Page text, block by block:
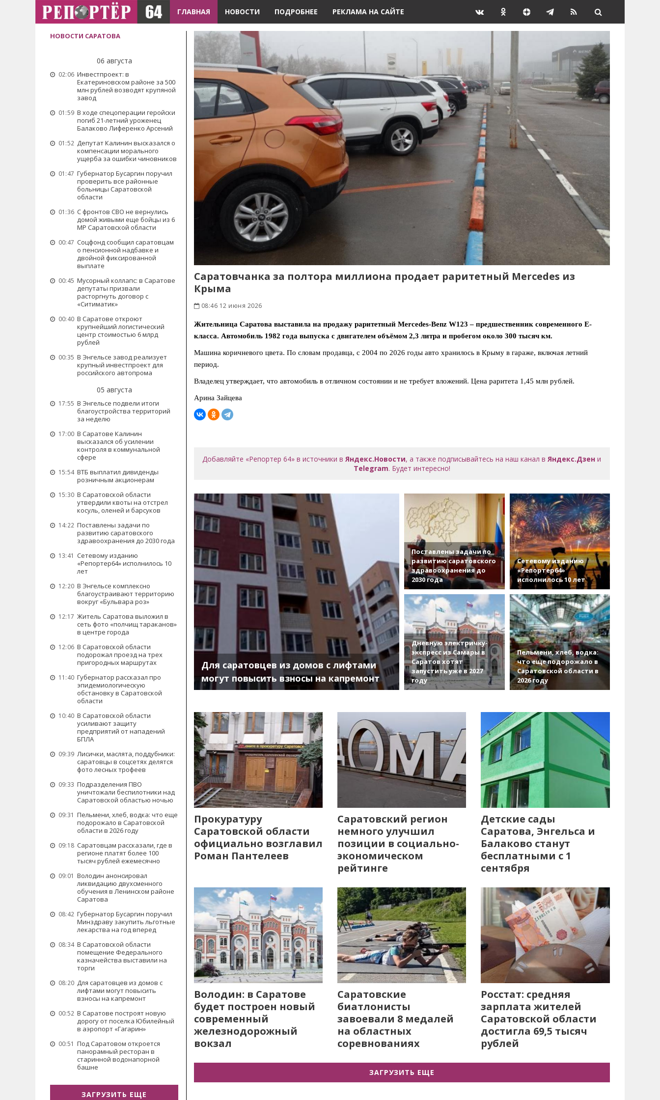
ГЛАВНАЯ НОВОСТИ ПОДРОБНЕЕ РЕКЛАМА НА САЙТЕ
НОВОСТИ САРАТОВА
06 августа
02:06 Инвестпроект: в
Екатериновском районе за 500
млн рублей возводят крупяной
завод
01:59 В ходе спецоперации геройски
погиб 21-летний уроженец
Балаково Лиференко Арсений
01:52 Депутат Калинин высказался о
компенсации морального
ущерба за ошибки чиновников
01:47 Губернатор Бусаргин поручил
проверить все районные
больницы Саратовской
области
01:36 С фронтов СВО не вернулись
домой живыми еще бойцы из 6
МР Саратовской области
00:47 Соцфонд сообщил саратовцам
о пенсионной надбавке и
двойной фиксированной
выплате
00:45 Мусорный коллапс: в Саратове
депутаты призвали
расторгнуть договор с
«Ситиматик»
00:40 В Саратове откроют
крупнейший логистический
центр стоимостью 6 млрд
рублей
00:35 В Энгельсе завод реализует
крупный инвестпроект для
российского автопрома
05 августа
17:55 В Энгельсе подвели итоги
благоустройства территорий
за неделю
17:00 В Саратове Калинин
высказался об усилении
контроля в коммунальной
сфере
15:54 ВТБ выплатил дивиденды
розничным акционерам
15:30 В Саратовской области
утвердили квоты на отстрел
косуль, оленей и барсуков
14:22 Поставлены задачи по
развитию саратовского
здравоохранения до 2030 года
13:41 Сетевому изданию
«Репортер64» исполнилось 10
лет
12:20 В Энгельсе комплексно
благоустраивают территорию
вокруг «Бульвара роз»
12:17 Житель Саратова выложил в
сеть фото «полчищ тараканов»
в центре города
12:06 В Саратовской области
подорожал проезд на трех
пригородных маршрутах
11:40 Губернатор рассказал про
эпидемиологическую
обстановку в Саратовской
области
10:40 В Саратовской области
усиливают защиту
предприятий от нападений
БПЛА
09:39 Лисички, маслята, поддубники:
саратовцы в соцсетях делятся
фото лесных трофеев
09:33 Подразделения ПВО
уничтожали беспилотники над
Саратовской областью ночью
09:31 Пельмени, хлеб, водка: что еще
подорожало в Саратовской
области в 2026 году
09:18 Саратовцам рассказали, где в
регионе платят более 100
тысяч рублей ежемесячно
09:01 Володин анонсировал
ликвидацию двухсменного
обучения в Ленинском районе
Саратова
08:42 Губернатор Бусаргин поручил
Минздраву закупить льготные
лекарства на год вперед
08:34 В Саратовской области
помещение Федерального
казначейства выставили на
торги
08:20 Для саратовцев из домов с
лифтами могут повысить
взносы на капремонт
00:52 В Саратове построят новую
дорогу от поселка Юбилейный
в аэропорт «Гагарин»
00:51 Под Саратовом откроется
панорамный ресторан в
старинной водонапорной
башне
ЗАГРУЗИТЬ ЕЩЕ
Саратовчанка за полтора миллиона продает раритетный Mercedes из
Крыма
08:46 12 июня 2026
Жительница Саратова выставила на продажу раритетный Mercedes-Benz W123 – предшественник современного Е-
класса. Автомобиль 1982 года выпуска с двигателем объёмом 2,3 литра и пробегом около 300 тысяч км.
Машина коричневого цвета. По словам продавца, с 2004 по 2026 годы авто хранилось в Крыму в гараже, включая летний
период.
Владелец утверждает, что автомобиль в отличном состоянии и не требует вложений. Цена раритета 1,45 млн рублей.
Арина Зайцева
Добавляйте «Репортер 64» в источники вЯндекс.Новости, а также подписывайтесь на наш канал вЯндекс.Дзен и
Telegram. Будет интересно!
Для саратовцев из домов с лифтами
могут повысить взносы на капремонт
Поставлены задачи по
развитию саратовского
здравоохранения до
2030 года
Сетевому изданию
«Репортер64»
исполнилось 10 лет
Дневную электричку-
экспресс из Самары в
Саратов хотят
запустить уже в 2027
году
Пельмени, хлеб, водка:
что еще подорожало в
Саратовской области в
2026 году
Прокуратуру
Саратовской области
официально возглавил
Роман Пантелеев
Саратовский регион
немного улучшил
позиции в социально-
экономическом
рейтинге
Детские сады
Саратова, Энгельса и
Балаково станут
бесплатными с 1
сентября
Володин: в Саратове
будет построен новый
современный
железнодорожный
вокзал
Саратовские
биатлонисты
завоевали 8 медалей
на областных
соревнованиях
Росстат: средняя
зарплата жителей
Саратовской области
достигла 69,5 тысяч
рублей
ЗАГРУЗИТЬ ЕЩЕ